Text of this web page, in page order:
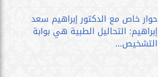
حوار خاص مع الدكتور إبراهيم سعد
إبراهيم: التحاليل الطبية هي بوابة
التشخيص...